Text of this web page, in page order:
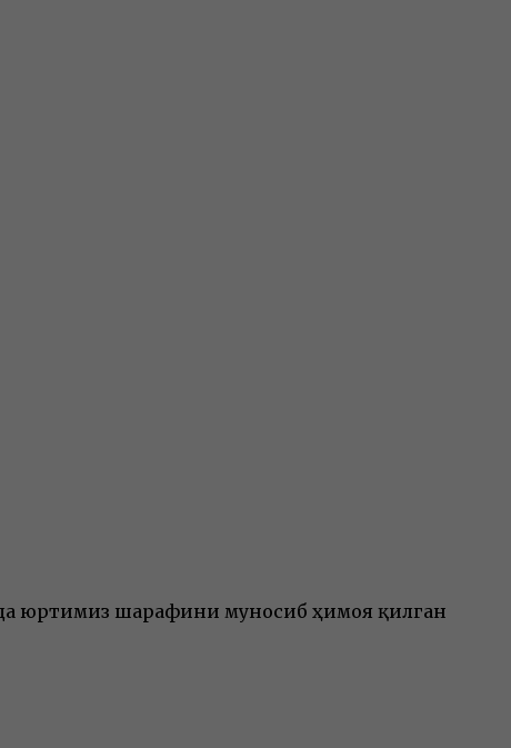
юртимиз шарафини муносиб ҳимоя қилган